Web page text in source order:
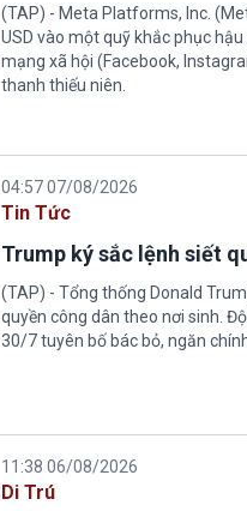
(TAP) - Meta Platforms, Inc.
USD vào một quỹ khắc phục
mạng xã hội (Facebook,
thanh thiếu niên.
04:57 07/08/2026
Tin Tức
Trump ký sắc lệnh siết
(TAP) - Tổng thống Donald
quyền công dân theo nơi sinh.
30/7 tuyên bố bác bỏ, ngăn
11:38 06/08/2026
Di Trú